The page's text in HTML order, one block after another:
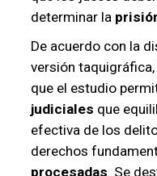
determinar la
De acuerdo con la
versión
que el estudio
judiciales que
efectiva de los
derechos
procesadas. Se